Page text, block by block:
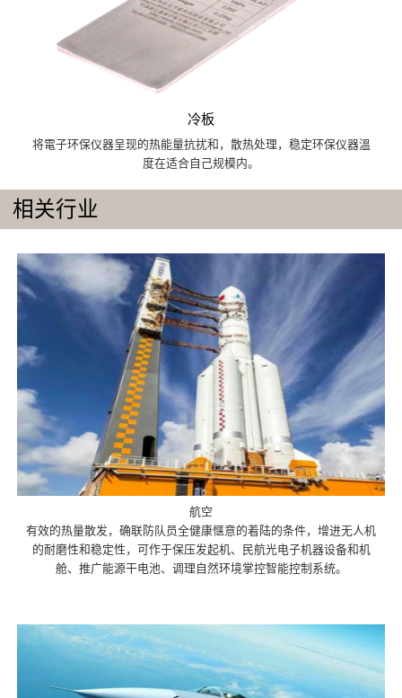
冷板
将電子环保仪器呈现的热能量抗扰和，散热处理，稳定环保仪器溫
度在适合自己规模内。
相关行业
航空
有效的热量散发，确联防队员全健康惬意的着陆的条件，增进无人机
的耐磨性和稳定性，可作于保压发起机、民航光电子机器设备和机
舱、推广能源干电池、调理自然环境掌控智能控制系统。